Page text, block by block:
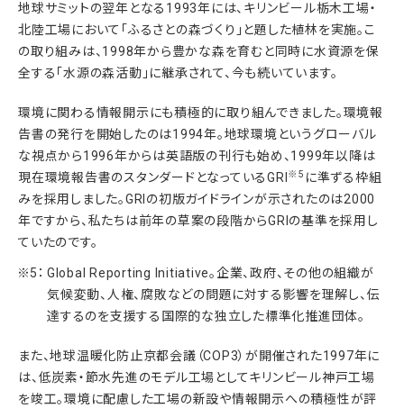
地球サミットの翌年となる1993年には、キリンビール栃木工場・
北陸工場において「ふるさとの森づくり」と題した植林を実施。こ
の取り組みは、1998年から豊かな森を育むと同時に水資源を保
全する「水源の森活動」に継承されて、今も続いています。
環境に関わる情報開示にも積極的に取り組んできました。環境報
告書の発行を開始したのは1994年。地球環境というグローバル
な視点から1996年からは英語版の刊行も始め、1999年以降は
現在環境報告書のスタンダードとなっているGRI ※5 に準ずる枠組
みを採用しました。GRIの初版ガイドラインが示されたのは2000
年ですから、私たちは前年の草案の段階からGRIの基準を採用し
ていたのです。
Global Reporting Initiative。企業、政府、その他の組織が
気候変動、人権、腐敗などの問題に対する影響を理解し、伝
達するのを支援する国際的な独立した標準化推進団体。
また、地球温暖化防止京都会議（COP3）が開催された1997年に
は、低炭素・節水先進のモデル工場としてキリンビール神戸工場
を竣工。環境に配慮した工場の新設や情報開示への積極性が評